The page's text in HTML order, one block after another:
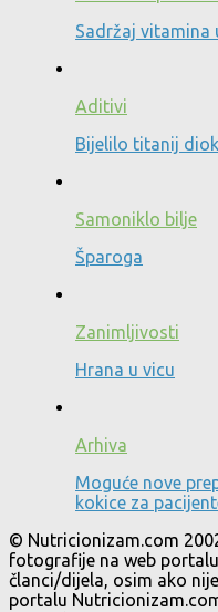
Sadržaj vitamina
Aditivi
Bijelilo titanij
Samoniklo bilje
Šparoga
Zanimljivosti
Hrana u vicu
Arhiva
Moguće nove
kokice za
© Nutricionizam.com
fotografije na web
članci/dijela, osim ako
portalu